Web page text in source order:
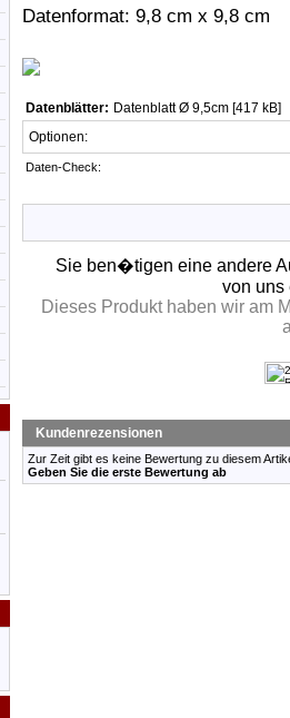
Datenformat: 9,8 cm x 9,8 cm
Datenblätter: Datenblatt Ø 9,5cm [417 kB]
Optionen:
Daten-Check:
Sie ben�tigen eine andere
von uns
Dieses Produkt haben wir am
Kundenrezensionen
Zur Zeit gibt es keine Bewertung zu diesem
Geben Sie die erste Bewertung ab